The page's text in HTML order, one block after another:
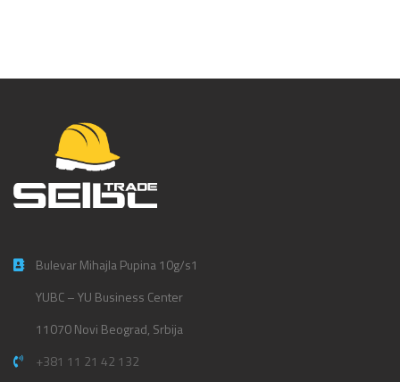
Bulevar Mihajla Pupina 10g/s1
YUBC – YU Business Center
11070 Novi Beograd, Srbija
+381 11 21 42 132